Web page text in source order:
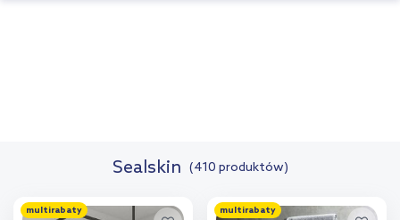
Sealskin (410 produktów)
multirabaty multirabaty